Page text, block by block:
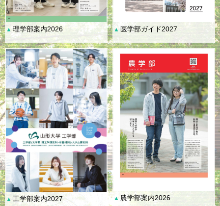
▲理学部案内2026 ▲ 医学部ガイド2027
▲ 工学部案内2027 ▲ 農学部案内2026